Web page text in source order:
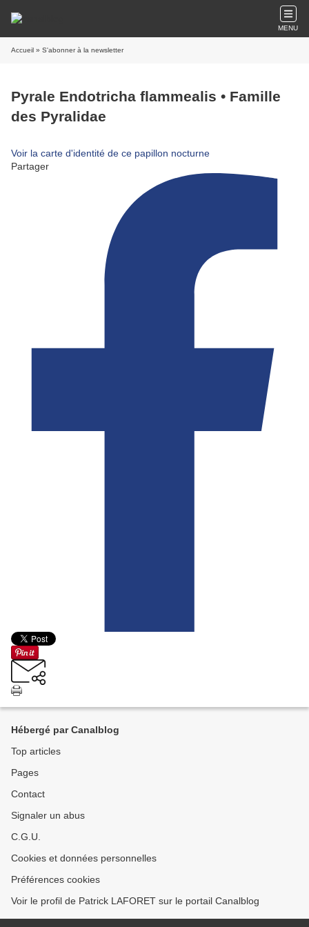
MENU
Accueil » S'abonner à la newsletter
Pyrale Endotricha flammealis • Famille
des Pyralidae
Voir la carte d'identité de ce papillon nocturne
Partager
Hébergé par Canalblog
Top articles
Pages
Contact
Signaler un abus
C.G.U.
Cookies et données personnelles
Préférences cookies
Voir le profil de Patrick LAFORET sur le portail Canalblog